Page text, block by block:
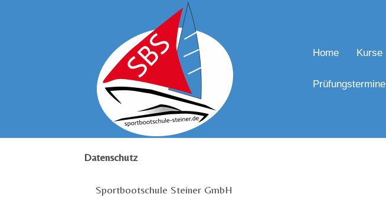
Home Kurse
Prüfungstermine
Datenschutz
Sportbootschule Steiner GmbH